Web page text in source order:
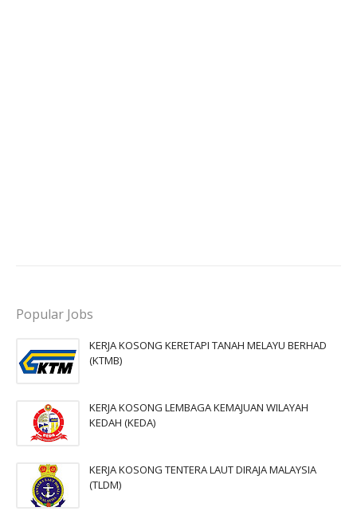
Popular Jobs
KERJA KOSONG KERETAPI TANAH MELAYU BERHAD
(KTMB)
KERJA KOSONG LEMBAGA KEMAJUAN WILAYAH
KEDAH (KEDA)
KERJA KOSONG TENTERA LAUT DIRAJA MALAYSIA
(TLDM)